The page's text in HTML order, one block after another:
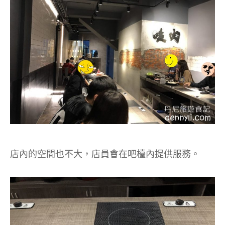
店內的空間也不大，店員會在吧檯內提供服務。